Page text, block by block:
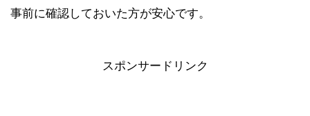
事前に確認しておいた方が安心です。
スポンサードリンク